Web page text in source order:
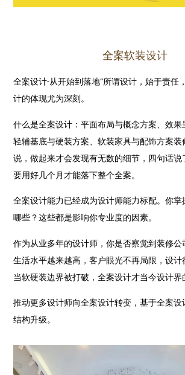
全案软装设计
全案设计-从开始到落地“所谓设计，始于责任
计的体现尤为深刻。
什么是全案设计：平面布局与概念方案、效果
轻辅基底与硬装方案、软装家具与配饰方案
说，做起来才会发现有无数的细节，四句话说
要用好几个月才能落下整个全案。
全案设计能力已经成为设计师能力标配。你掌
哪些？这些都是影响你专业度的因素。
作为从业多年的设计师，你是否察觉到装修公
生活水平越来越高，客户眼光不再局限，设计
当软硬装边界被打破，全案设计才当今设计界
推动更多设计师向全案设计转变，基于全案设
结构升级。